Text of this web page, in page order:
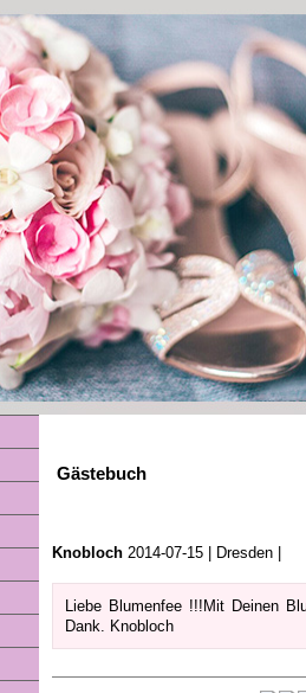
Gästebuch
Knobloch 2014-07-15 | Dresden |
Liebe Blumenfee !!!Mit Deinen
Dank. Knobloch